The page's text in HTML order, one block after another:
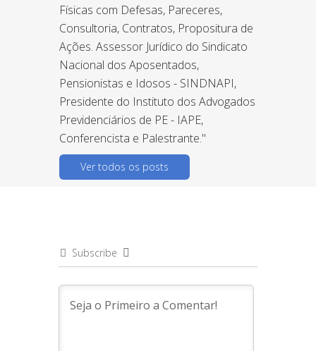
Físicas com Defesas, Pareceres,
Consultoria, Contratos, Propositura de
Ações. Assessor Jurídico do Sindicato
Nacional dos Aposentados,
Pensionistas e Idosos - SINDNAPI,
Presidente do Instituto dos Advogados
Previdenciários de PE - IAPE,
Conferencista e Palestrante."
Ver todos os posts
Subscribe